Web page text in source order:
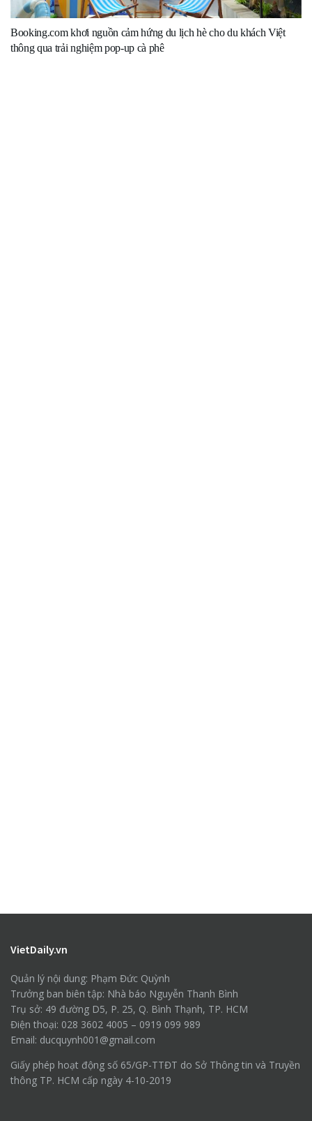
Booking.com khơi nguồn cảm hứng du lịch hè cho du khách Việt
thông qua trải nghiệm pop-up cà phê
VietDaily.vn
Quản lý nội dung: Phạm Đức Quỳnh
Trưởng ban biên tập: Nhà báo Nguyễn Thanh Bình
Trụ sở: 49 đường D5, P. 25, Q. Bình Thạnh, TP. HCM
Điện thoại: 028 3602 4005 – 0919 099 989
Email: ducquynh001@gmail.com
Giấy phép hoạt động số 65/GP-TTĐT do Sở Thông tin và Truyền
thông TP. HCM cấp ngày 4-10-2019